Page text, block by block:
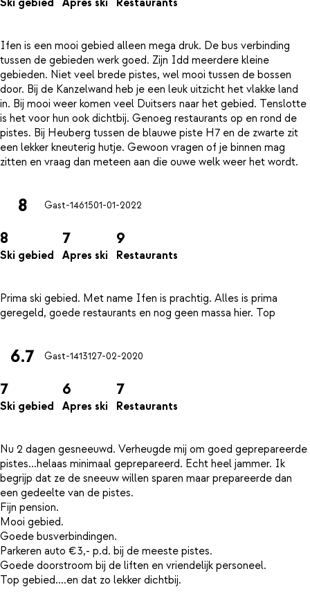
Ifen is een mooi gebied alleen mega druk. De bus verbinding
tussen de gebieden werk goed. Zijn Idd meerdere kleine
gebieden. Niet veel brede pistes, wel mooi tussen de bossen
door. Bij de Kanzelwand heb je een leuk uitzicht het vlakke land
in. Bij mooi weer komen veel Duitsers naar het gebied. Tenslotte
is het voor hun ook dichtbij. Genoeg restaurants op en rond de
pistes. Bij Heuberg tussen de blauwe piste H7 en de zwarte zit
een lekker kneuterig hutje. Gewoon vragen of je binnen mag
8 Gast-1461501-01-2022
8
Ski gebied
7
Apres ski
9
Restaurants
Prima ski gebied. Met name Ifen is prachtig. Alles is prima
6.7 Gast-1413127-02-2020
7
Ski gebied
6
Apres ski
7
Restaurants
Nu 2 dagen gesneeuwd. Verheugde mij om goed geprepareerde
pistes...helaas minimaal geprepareerd. Echt heel jammer. Ik
begrijp dat ze de sneeuw willen sparen maar prepareerde dan
een gedeelte van de pistes.
Fijn pension.
Mooi gebied.
Goede busverbindingen.
Parkeren auto €3,- p.d. bij de meeste pistes.
Goede doorstroom bij de liften en vriendelijk personeel.